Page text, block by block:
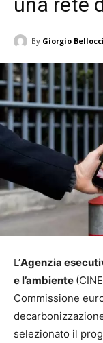
By Giorgio Bellocci
L’Agenzia
e l’ambiente
Commissione
selezionato il